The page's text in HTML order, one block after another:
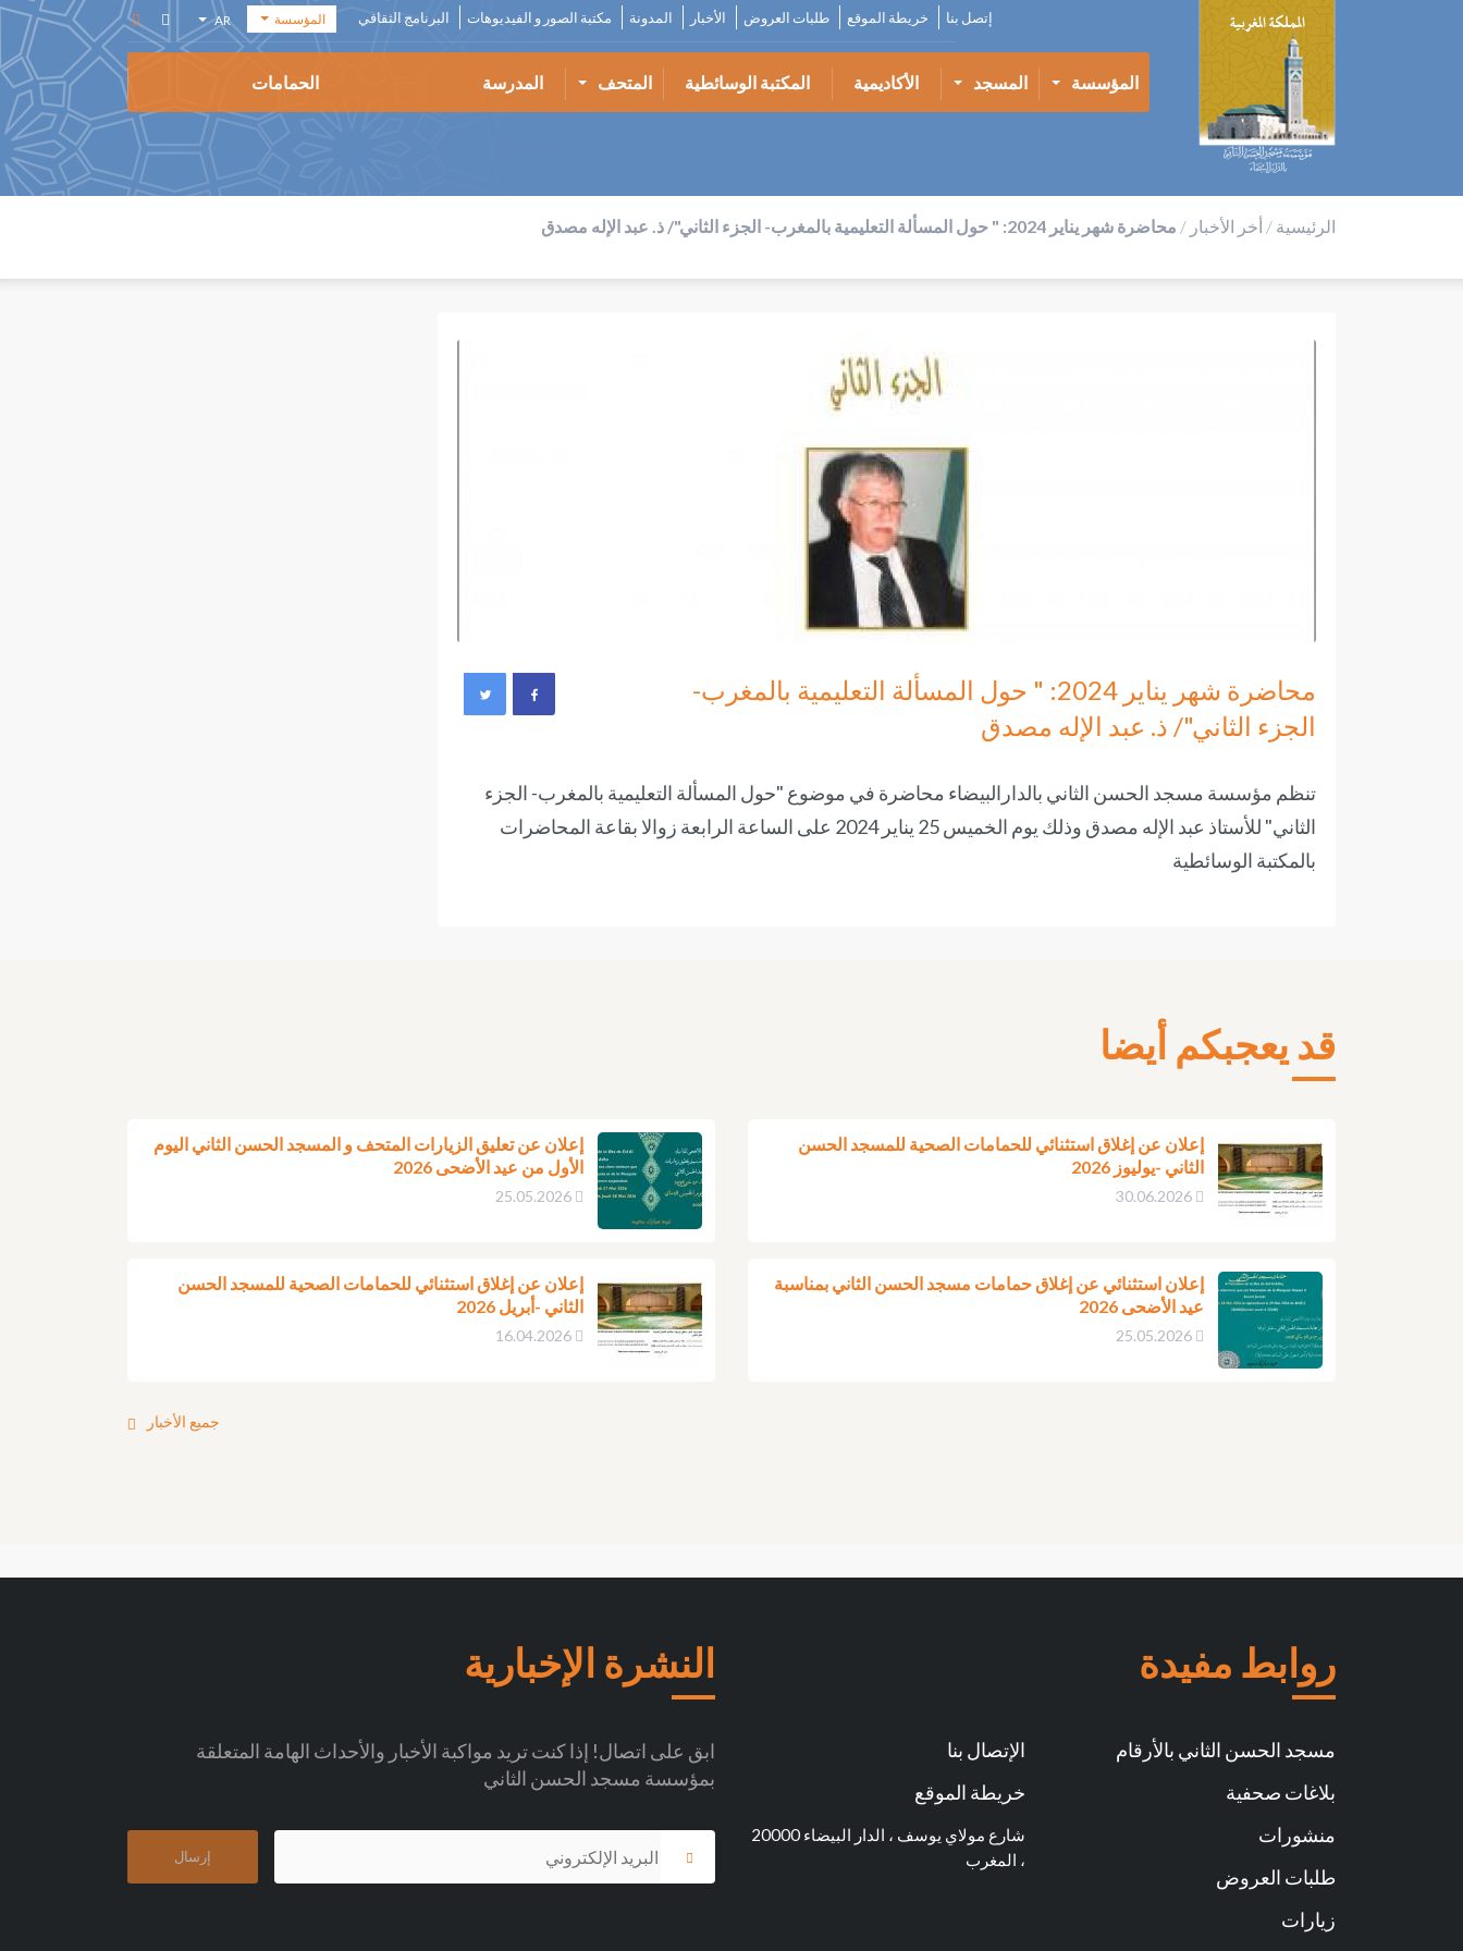
إتصل بنا خريطة الموقع طلبات العروض الأخبار المدونة مكتبة الصور و الفيديوهات البرنامج الثقافي المؤسسة
أكاديمية
الفنون
المؤسسة
AR
EN
ES
المؤسسة المسجد الأكاديمية المكتبة الوسائطية المتحف المدرسة الحمامات
الرئيسية / أخر الأخبار / محاضرة شهر يناير 2024: " حول المسألة التعليمية بالمغرب- الجزء الثاني"/ ذ. عبد الإله مصدق
محاضرة شهر يناير 2024: " حول المسألة التعليمية بالمغرب-
الجزء الثاني"/ ذ. عبد الإله مصدق
تنظم مؤسسة مسجد الحسن الثاني بالدارالبيضاء محاضرة في موضوع "حول المسألة التعليمية بالمغرب- الجزء
الثاني" للأستاذ عبد الإله مصدق وذلك يوم الخميس 25 يناير 2024 على الساعة الرابعة زوالا بقاعة المحاضرات
بالمكتبة الوسائطية
قد يعجبكم أيضا
إعلان عن إغلاق استثنائي للحمامات الصحية للمسجد الحسن
الثاني -يوليوز 2026
30.06.2026
إعلان عن تعليق الزيارات المتحف و المسجد الحسن الثاني اليوم
الأول من عيد الأضحى 2026
25.05.2026
إعلان استثنائي عن إغلاق حمامات مسجد الحسن الثاني بمناسبة
عيد الأضحى 2026
25.05.2026
إعلان عن إغلاق استثنائي للحمامات الصحية للمسجد الحسن
الثاني -أبريل 2026
16.04.2026
جميع الأخبار
روابط مفيدة
مسجد الحسن الثاني بالأرقام
بلاغات صحفية
منشورات
طلبات العروض
زيارات
الإتصال بنا
خريطة الموقع
شارع مولاي يوسف ، الدار البيضاء 20000
، المغرب
النشرة الإخبارية
ابق على اتصال! إذا كنت تريد مواكبة الأخبار والأحداث الهامة المتعلقة
بمؤسسة مسجد الحسن الثاني